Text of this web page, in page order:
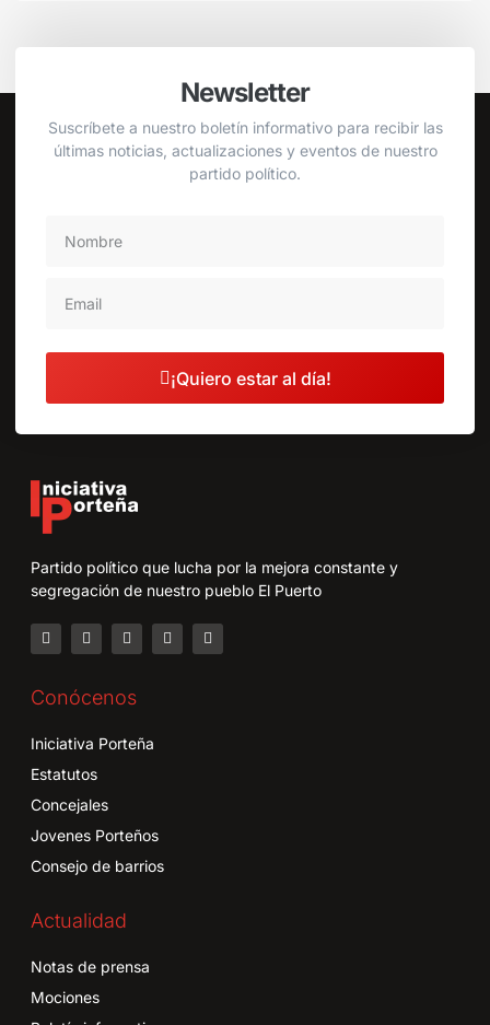
Newsletter
Suscríbete a nuestro boletín informativo para recibir las
últimas noticias, actualizaciones y eventos de nuestro
partido político.
¡Quiero estar al día!
Partido político que lucha por la mejora constante y
segregación de nuestro pueblo El Puerto
Conócenos
Iniciativa Porteña
Estatutos
Concejales
Jovenes Porteños
Consejo de barrios
Actualidad
Notas de prensa
Mociones